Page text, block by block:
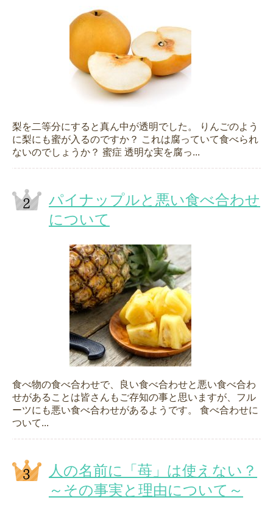
梨を二等分にすると真ん中が透明でした。 りんごのよう
に梨にも蜜が入るのですか？ これは腐っていて食べられ
ないのでしょうか？ 蜜症 透明な実を腐っ...
パイナップルと悪い食べ合わせ
について
食べ物の食べ合わせで、良い食べ合わせと悪い食べ合わ
せがあることは皆さんもご存知の事と思いますが、フル
ーツにも悪い食べ合わせがあるようです。 食べ合わせに
ついて...
人の名前に「苺」は使えない？
～その事実と理由について～